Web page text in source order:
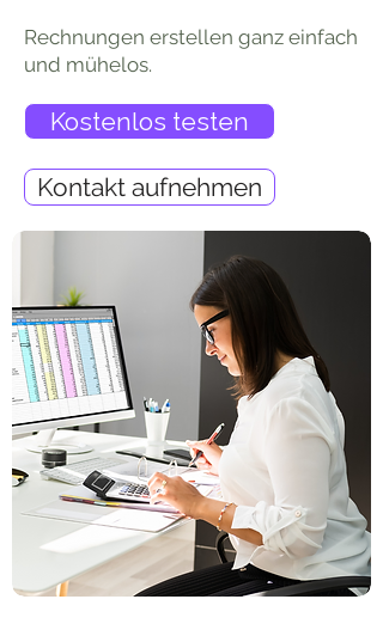
Rechnungen erstellen ganz einfach
und mühelos.
Kostenlos testen
Kontakt aufnehmen